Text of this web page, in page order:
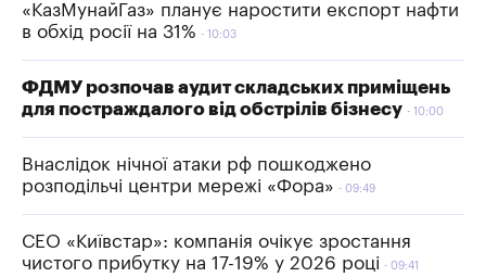
«КазМунайГаз» планує наростити експорт нафти
в обхід росії на 31%
10:03
ФДМУ розпочав аудит складських приміщень
для постраждалого від обстрілів бізнесу
10:00
Внаслідок нічної атаки рф пошкоджено
розподільчі центри мережі «Фора»
09:49
СЕО «Київстар»: компанія очікує зростання
чистого прибутку на 17-19% у 2026 році
09:41